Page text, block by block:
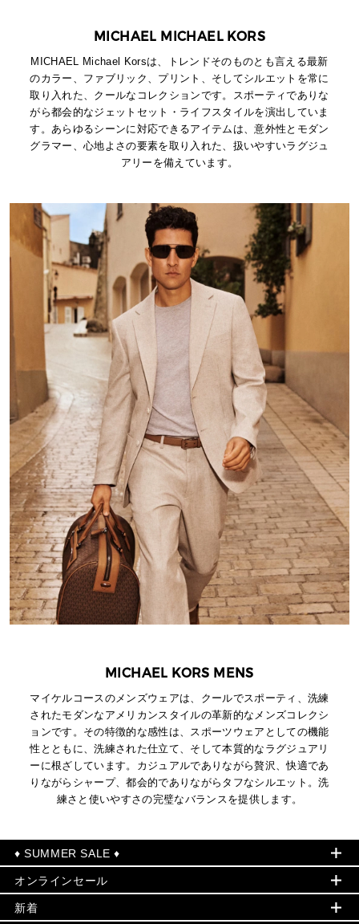
MICHAEL MICHAEL KORS
MICHAEL Michael Korsは、トレンドそのものとも言える最新
のカラー、ファブリック、プリント、そしてシルエットを常に
取り入れた、クールなコレクションです。スポーティでありな
がら都会的なジェットセット・ライフスタイルを演出していま
す。あらゆるシーンに対応できるアイテムは、意外性とモダン
グラマー、心地よさの要素を取り入れた、扱いやすいラグジュ
アリーを備えています。
MICHAEL KORS MENS
マイケルコースのメンズウェアは、クールでスポーティ、洗練
されたモダンなアメリカンスタイルの革新的なメンズコレクシ
ョンです。その特徴的な感性は、スポーツウェアとしての機能
性とともに、洗練された仕立て、そして本質的なラグジュアリ
ーに根ざしています。カジュアルでありながら贅沢、快適であ
りながらシャープ、都会的でありながらタフなシルエット。洗
練さと使いやすさの完璧なバランスを提供します。
♦ SUMMER SALE ♦
セールおすすめアイテム
▶ ウィメンズ
オンラインセール
PRODUCT OF THE MONTH - 今月の特別価格
新着